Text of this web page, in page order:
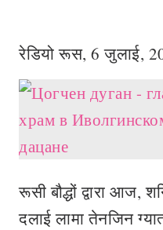
रेडियो रूस, 6 जुलाई,
रूसी बौद्धों द्वारा आज,
दलाई लामा तेनजिन